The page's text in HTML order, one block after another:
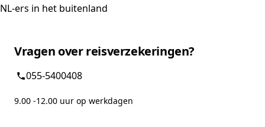
NL-ers in het buitenland
Vragen over reisverzekeringen?
055-5400408
9.00 -12.00 uur op werkdagen